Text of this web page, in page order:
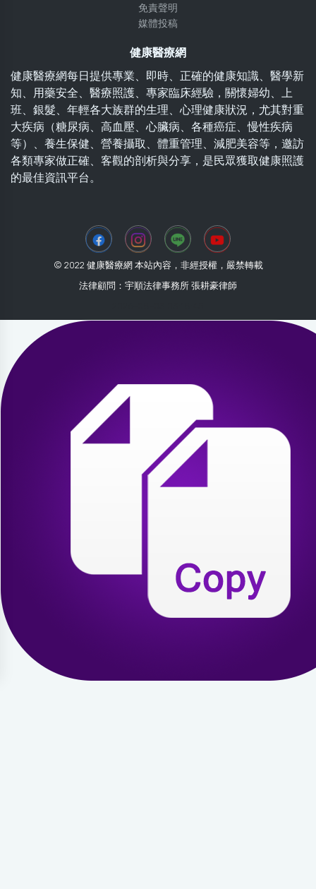
免責聲明
媒體投稿
健康醫療網
健康醫療網每日提供專業、即時、正確的健康知識、醫學新
知、用藥安全、醫療照護、專家臨床經驗，關懷婦幼、上
班、銀髮、年輕各大族群的生理、心理健康狀況，尤其對重
大疾病（糖尿病、高血壓、心臟病、各種癌症、慢性疾病
等）、養生保健、營養攝取、體重管理、減肥美容等，邀訪
各類專家做正確、客觀的剖析與分享，是民眾獲取健康照護
的最佳資訊平台。
© 2022 健康醫療網 本站內容，非經授權，嚴禁轉載
法律顧問：宇順法律事務所 張耕豪律師